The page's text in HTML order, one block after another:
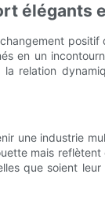
élégants
en un
relation
une industrie
mais
que soient